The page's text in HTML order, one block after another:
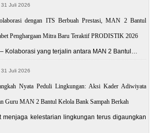
31 Juli 2026
dengan ITS Berbuah Prestasi, MAN 2 Bantul
Penghargaan Mitra Baru Teraktif PRODISTIK 2026
Kolaborasi yang terjalin antara MAN 2 Bantul…
31 Juli 2026
Nyata Peduli Lingkungan: Aksi Kader Adiwiyata
Guru MAN 2 Bantul Kelola Bank Sampah Berkah
kelestarian lingkungan terus digaungkan